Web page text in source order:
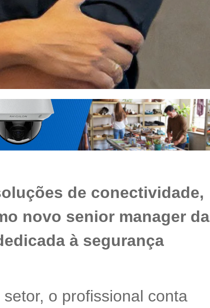
de conectividade,
novo senior manager da
à segurança
o profissional conta